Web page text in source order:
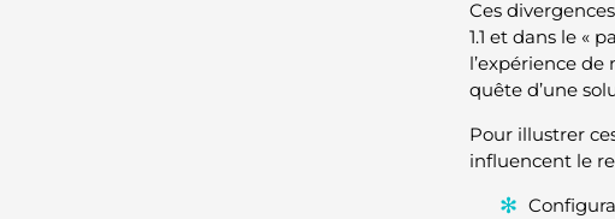
Ces
1.1 et dans le «
l’expérience
quête d’une
Pour illustrer
influencent le